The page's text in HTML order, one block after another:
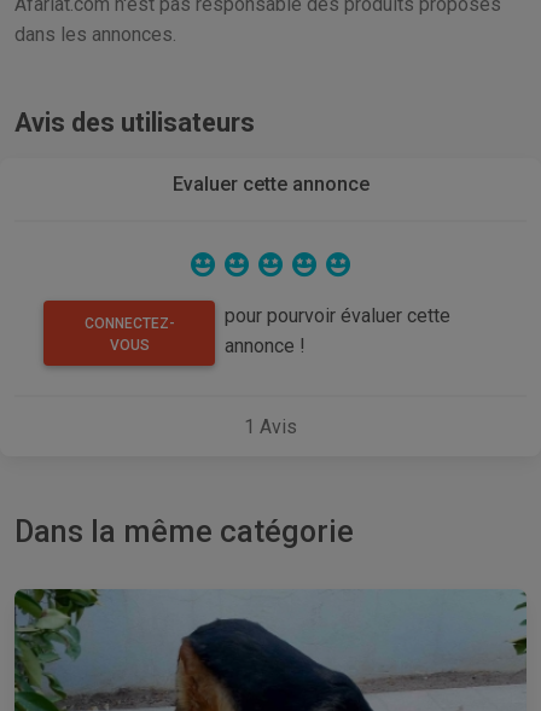
dans les annonces.
Avis des utilisateurs
Evaluer cette annonce
CONNECTEZ-
VOUS
pour pourvoir évaluer cette
annonce !
1 Avis
Dans la même catégorie